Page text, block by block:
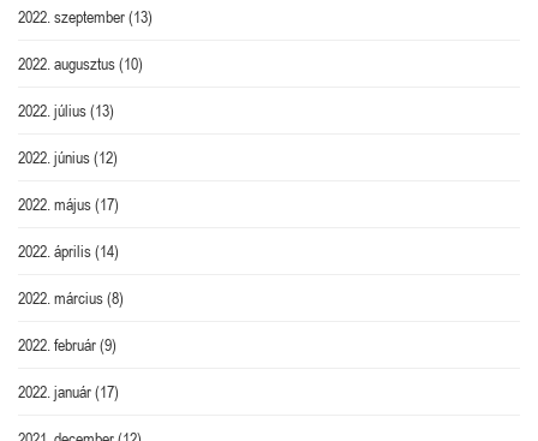
2022. szeptember(13)
2022. augusztus(10)
2022. július(13)
2022. június(12)
2022. május(17)
2022. április(14)
2022. március(8)
2022. február(9)
2022. január(17)